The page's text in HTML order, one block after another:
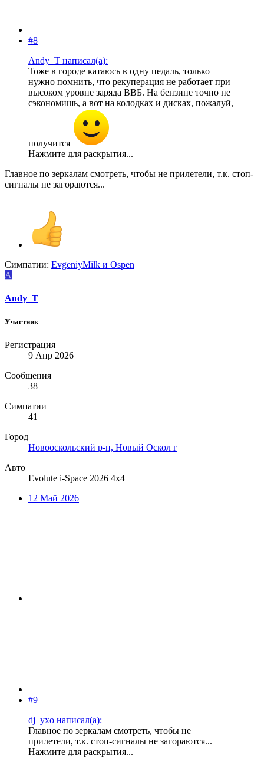
#8
Andy_T написал(а):
Тоже в городе катаюсь в одну педаль, только
нужно помнить, что рекуперация не работает при
высоком уровне заряда ВВБ. На бензине точно не
сэкономишь, а вот на колодках и дисках, пожалуй,
получится
Нажмите для раскрытия...
Главное по зеркалам смотреть, чтобы не прилетели, т.к. стоп-
сигналы не загораются...
Симпатии: EvgeniyMilk и Ospen
A
Andy_T
Участник
Регистрация
9 Апр 2026
Сообщения
38
Симпатии
41
Город
Новооскольский р-н, Новый Оскол г
Авто
Evolute i-Space 2026 4х4
12 Май 2026
#9
dj_yxo написал(а):
Главное по зеркалам смотреть, чтобы не
прилетели, т.к. стоп-сигналы не загораются...
Нажмите для раскрытия...